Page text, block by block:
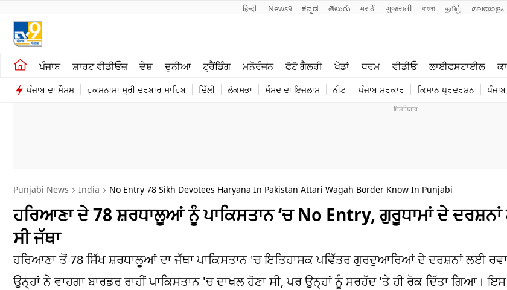
हिन्दी News9 ಕನ್ನಡ తెలుగు मराठी ગુજરાતી বাংলা தமிழ் മലയാളം
ਪੰਜਾਬ ਸ਼ਾਰਟ ਵੀਡੀਓਜ਼ ਦੇਸ਼ ਦੁਨੀਆ ਟ੍ਰੈਂਡਿੰਗ ਮਨੋਰੰਜਨ ਫੋਟੋ ਗੈਲਰੀ ਖੇਡਾਂ ਧਰਮ ਵੀਡੀਓ ਲਾਈਫਸਟਾਈਲ
ਪੰਜਾਬ ਦਾ ਮੌਸਮ ਹੁਕਮਨਾਮਾ ਸ੍ਰੀ ਦਰਬਾਰ ਸਾਹਿਬ ਦਿੱਲੀ ਲੋਕਸਭਾ ਸੰਸਦ ਦਾ ਇਜਲਾਸ ਨੀਟ ਪੰਜਾਬ ਸਰਕਾਰ ਕਿਸਾਨ ਪ੍ਰਦਰਸ਼ਨ
ਖੇਤੀਬਾੜੀ
ਸ਼ਾਰਟ ਵੀਡੀਓਜ਼
ਮਨੋਰੰਜਨ
ਪੰਜਾਬ
Punjabi News India No Entry 78 Sikh Devotees Haryana In Pakistan Attari Wagah Border Know In Punjabi
ਹਰਿਆਣਾ ਦੇ 78 ਸ਼ਰਧਾਲੂਆਂ ਨੂੰ ਪਾਕਿਸਤਾਨ ‘ਚ No Entry, ਗੁਰੂਧਾਮਾਂ ਦੇ ਦਰਸ਼ਨਾਂ
ਸੀ ਜੱਥਾ
ਹਰਿਆਣਾ ਤੋਂ 78 ਸਿੱਖ ਸ਼ਰਧਾਲੂਆਂ ਦਾ ਜੱਥਾ ਪਾਕਿਸਤਾਨ 'ਚ ਇਤਿਹਾਸਕ ਪਵਿੱਤਰ ਗੁਰਦੁਆਰਿਆਂ ਦੇ ਦਰਸ਼ਨਾਂ ਲਈ
ਉਨ੍ਹਾਂ ਨੇ ਵਾਹਗਾ ਬਾਰਡਰ ਰਾਹੀਂ ਪਾਕਿਸਤਾਨ 'ਚ ਦਾਖਲ ਹੋਣਾ ਸੀ, ਪਰ ਉਨ੍ਹਾਂ ਨੂੰ ਸਰਹੱਦ 'ਤੇ ਹੀ ਰੋਕ ਦਿੱਤਾ ਗਿਆ।